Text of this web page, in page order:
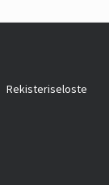
Rekisteriseloste